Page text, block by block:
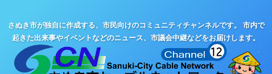
さぬき市が独自に作成する、市民向けのコミュニティチャンネルです。 市内で
起きた出来事やイベントなどのニュース、市議会中継などをお届けします。